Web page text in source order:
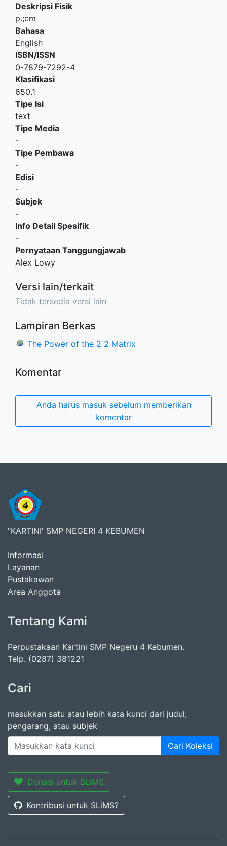
Deskripsi Fisik
p.;cm
Bahasa
English
ISBN/ISSN
0-7879-7292-4
Klasifikasi
650.1
Tipe Isi
text
Tipe Media
-
Tipe Pembawa
-
Edisi
-
Subjek
-
Info Detail Spesifik
-
Pernyataan Tanggungjawab
Alex Lowy
Versi lain/terkait
Tidak tersedia versi lain
Lampiran Berkas
The Power of the 2 2 Matrix
Komentar
Anda harus masuk sebelum memberikan
komentar
"KARTINI' SMP NEGERI 4 KEBUMEN
Informasi
Layanan
Pustakawan
Area Anggota
Tentang Kami
Perpustakaan Kartini SMP Negeru 4 Kebumen.
Telp. (0287) 381221
Cari
masukkan satu atau lebih kata kunci dari judul,
pengarang, atau subjek
Cari Koleksi
Donasi untuk SLiMS
Kontribusi untuk SLiMS?